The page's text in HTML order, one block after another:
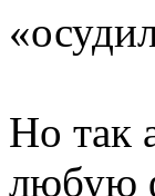
Но так
любую